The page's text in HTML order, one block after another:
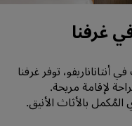
غرفنا
توفر غرفنا
لإقامة مريحة.
بالأثاث الأنيق.